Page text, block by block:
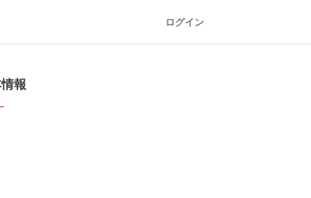
ログイン
報